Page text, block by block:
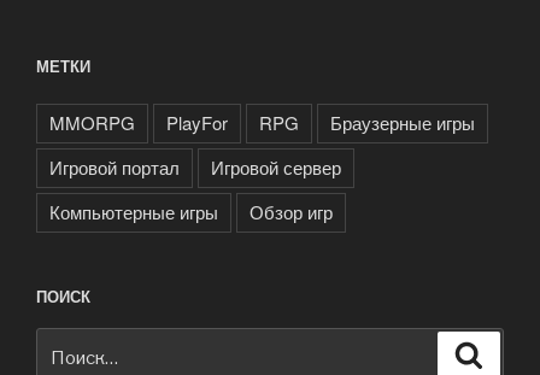
МЕТКИ
MMORPG PlayFor RPG
Браузерные игры
Игровой портал
Игровой сервер
Компьютерные игры
Обзор игр
ПОИСК